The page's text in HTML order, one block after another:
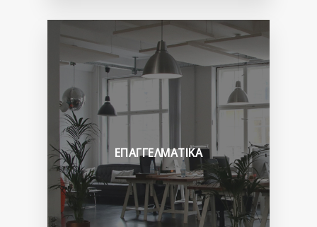
ΕΠΑΓΓΕΛΜΑΤΙΚΑ